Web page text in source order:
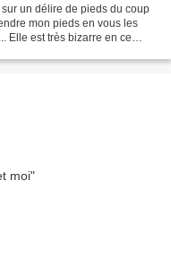
un délire de pieds du coup
mon pieds en vous les
Elle est très bizarre en ce